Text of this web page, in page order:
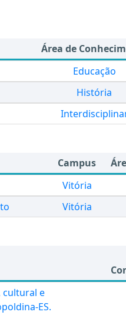
Área de
Educação
História
Campus
Vitória
Vitória
cultural e
ES.